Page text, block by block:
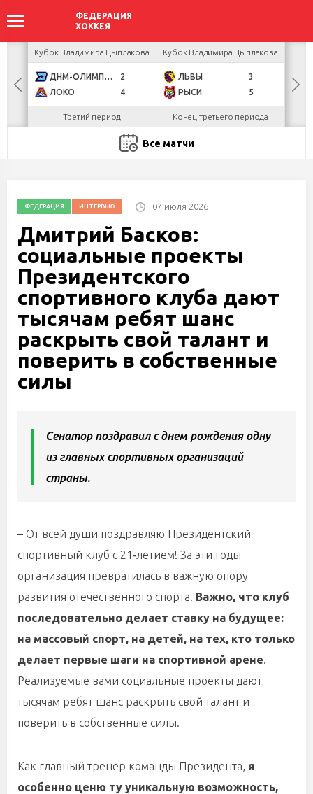
Кубок Владимира Цыплакова
ДНМ-ОЛИМПИК
2
ЛОКО
4
Третий период
Кубок Владимира Цыплакова
ЛЬВЫ
3
РЫСИ
5
Конец третьего периода
Все матчи
ФЕДЕРАЦИЯ ИНТЕРВЬЮ 07 июля 2026
Дмитрий Басков:
социальные проекты
Президентского
спортивного клуба дают
тысячам ребят шанс
раскрыть свой талант и
поверить в собственные
силы
Сенатор поздравил с днем рождения одну
из главных спортивных организаций
страны.
– От всей души поздравляю Президентский
спортивный клуб с 21‑летием! За эти годы
организация превратилась в важную опору
развития отечественного спорта. Важно, что клуб
последовательно делает ставку на будущее:
на массовый спорт, на детей, на тех, кто только
делает первые шаги на спортивной арене.
Реализуемые вами социальные проекты дают
тысячам ребят шанс раскрыть свой талант и
поверить в собственные силы.
Как главный тренер команды Президента, я
особенно ценю ту уникальную возможность,